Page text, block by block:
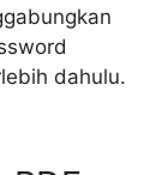
dahulu.